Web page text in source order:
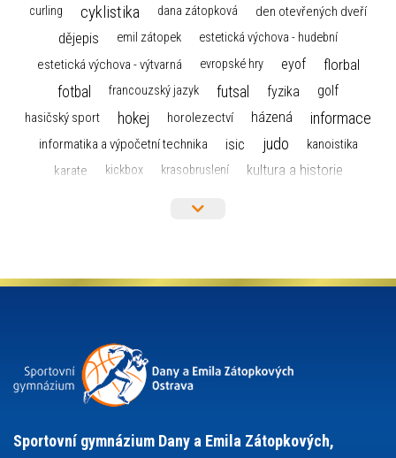
curling cyklistika dana zátopková den otevřených dveří
dějepis emil zátopek estetická výchova - hudební
estetická výchova - výtvarná evropské hry eyof florbal
fotbal francouzský jazyk futsal fyzika golf
hasičský sport hokej horolezectví házená informace
informatika a výpočetní technika isic judo
kanoistika
karate
kickbox krasobruslení
kultura a historie
olympiáda dětí a mládeže organizace plavání
snowboarding
sportovní gymnastika sportovní lezení
stolní tenis střelba
teorie sportovní přípravy
tělesná výchova
událost
Sportovní gymnázium Dany a Emila Zátopkových,